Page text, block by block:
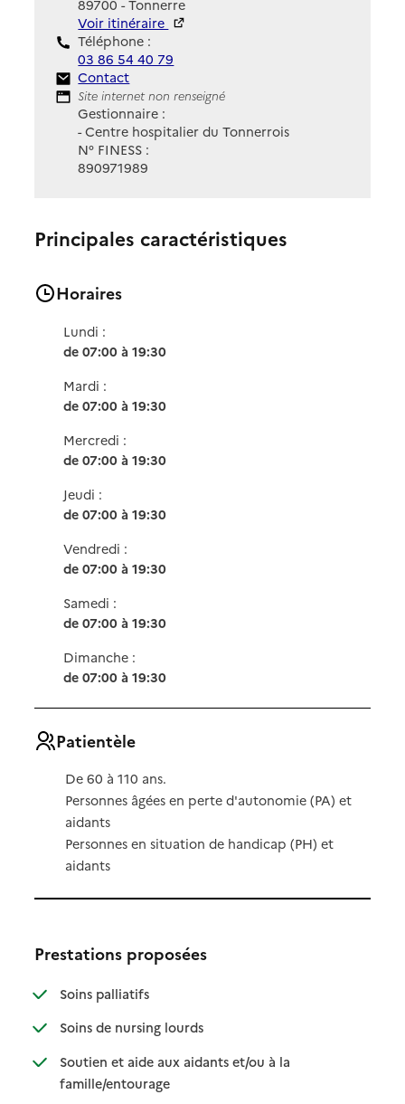
89700 - Tonnerre
Voir itinéraire
Téléphone :
03 86 54 40 79
Contact
Contact
Site Internet
Site internet non renseigné
Gestionnaire :
- Centre hospitalier du Tonnerrois
N° FINESS :
890971989
Principales caractéristiques
Horaires
Lundi :
de 07:00 à 19:30
Mardi :
de 07:00 à 19:30
Mercredi :
de 07:00 à 19:30
Jeudi :
de 07:00 à 19:30
Vendredi :
de 07:00 à 19:30
Samedi :
de 07:00 à 19:30
Dimanche :
de 07:00 à 19:30
Patientèle
De 60 à 110 ans.
Personnes âgées en perte d'autonomie (PA) et
aidants
Personnes en situation de handicap (PH) et
aidants
Prestations proposées
Soins palliatifs: disponible
: non disponible
Soins de nursing lourds: disponible
: non disponible
Soutien et aide aux aidants et/ou à la
famille/entourage: disponible
: non disponible